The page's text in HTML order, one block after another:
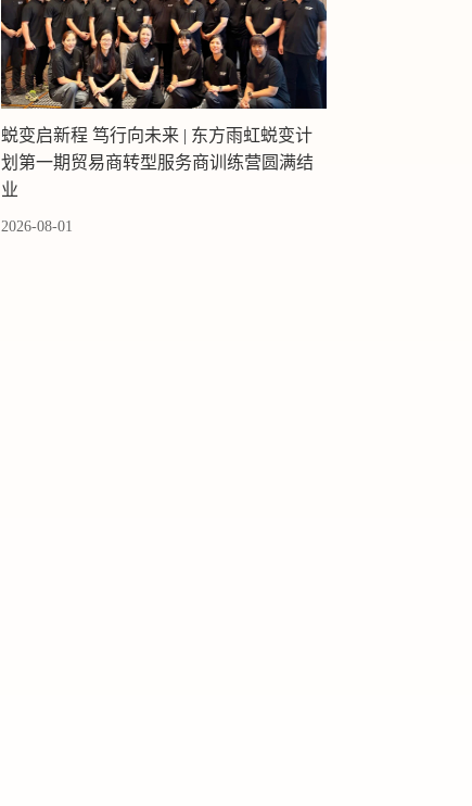
蜕变启新程 笃行向未来 | 东方雨虹蜕变计
划第一期贸易商转型服务商训练营圆满结
业
2026-08-01